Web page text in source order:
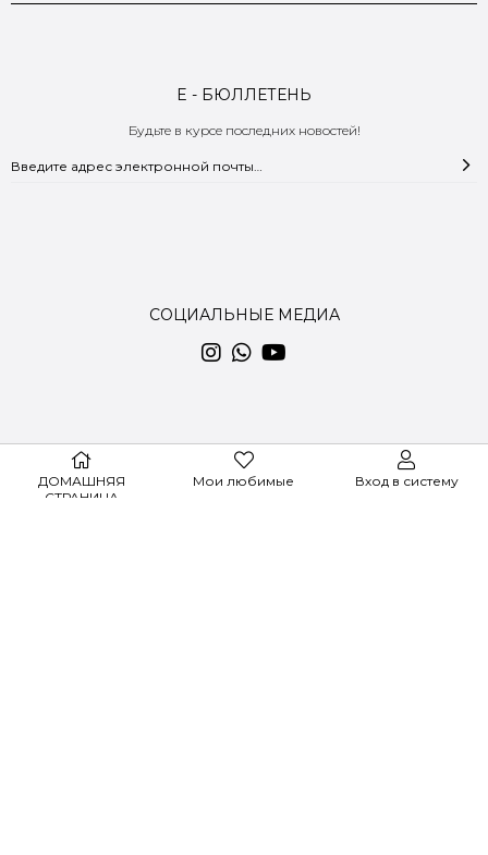
E - БЮЛЛЕТЕНЬ
Будьте в курсе последних новостей!
СОЦИАЛЬНЫЕ МЕДИА
ДОМАШНЯЯ
СТРАНИЦА
Мои любимые Вход в систему